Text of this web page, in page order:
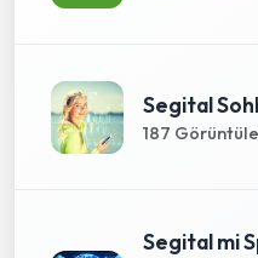
Segital
187
Segital mi